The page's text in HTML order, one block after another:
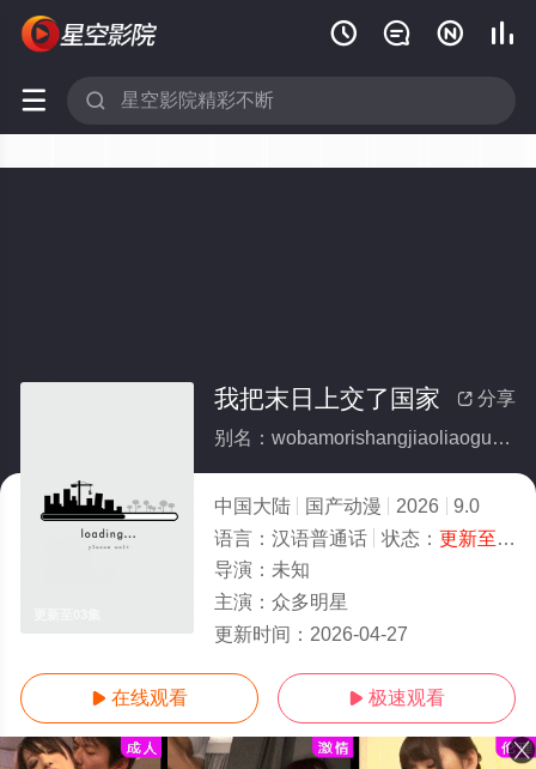
   
 
 分享
我把末日上交了国家
别名：wobamorishangjiaoliaoguojia
中国大陆 国产动漫 2026
9.0
语言： 汉语普通话 状态： 更新至03集
导演： 未知
主演： 众多明星
更新时间： 2026-04-27
 在线观看  极速观看